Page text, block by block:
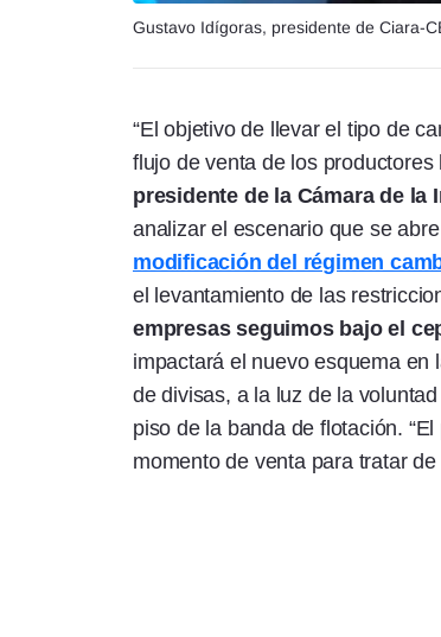
Gustavo Idígoras, presidente de Ciara-
“El objetivo de llevar el tipo de
flujo de venta de los
presidente de la Cámara de la
analizar el escenario que se
modificación del régimen
el levantamiento de las
empresas seguimos bajo el
impactará el nuevo esquema en
de divisas, a la luz de la
piso de la banda de flotación.
momento de venta para tratar